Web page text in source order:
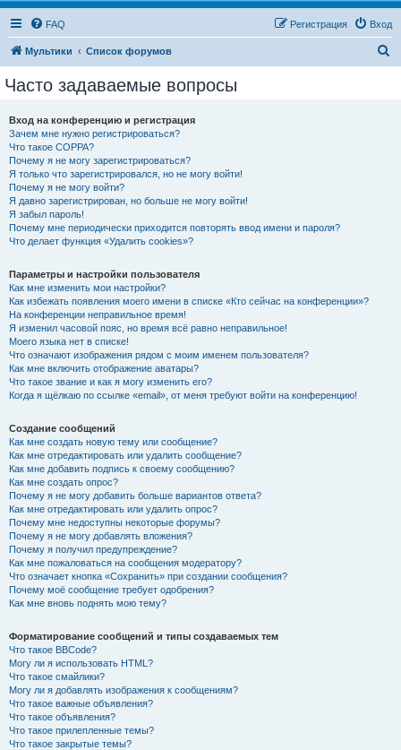
FAQ Вход
Регистрация
Мультики Список форумов
Часто задаваемые вопросы
Вход на конференцию и регистрация
Зачем мне нужно регистрироваться?
Что такое COPPA?
Почему я не могу зарегистрироваться?
Я только что зарегистрировался, но не могу войти!
Почему я не могу войти?
Я давно зарегистрирован, но больше не могу войти!
Я забыл пароль!
Почему мне периодически приходится повторять ввод имени и пароля?
Что делает функция «Удалить cookies»?
Параметры и настройки пользователя
Как мне изменить мои настройки?
Как избежать появления моего имени в списке «Кто сейчас на конференции»?
На конференции неправильное время!
Я изменил часовой пояс, но время всё равно неправильное!
Моего языка нет в списке!
Что означают изображения рядом с моим именем пользователя?
Как мне включить отображение аватары?
Что такое звание и как я могу изменить его?
Когда я щёлкаю по ссылке «email», от меня требуют войти на конференцию!
Создание сообщений
Как мне создать новую тему или сообщение?
Как мне отредактировать или удалить сообщение?
Как мне добавить подпись к своему сообщению?
Как мне создать опрос?
Почему я не могу добавить больше вариантов ответа?
Как мне отредактировать или удалить опрос?
Почему мне недоступны некоторые форумы?
Почему я не могу добавлять вложения?
Почему я получил предупреждение?
Как мне пожаловаться на сообщения модератору?
Что означает кнопка «Сохранить» при создании сообщения?
Почему моё сообщение требует одобрения?
Как мне вновь поднять мою тему?
Форматирование сообщений и типы создаваемых тем
Что такое BBCode?
Могу ли я использовать HTML?
Что такое смайлики?
Могу ли я добавлять изображения к сообщениям?
Что такое важные объявления?
Что такое объявления?
Что такое прилепленные темы?
Что такое закрытые темы?